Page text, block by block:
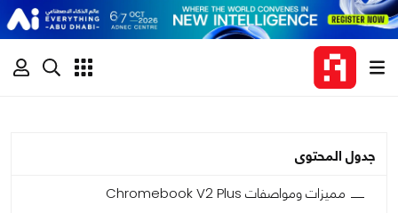
جدول المحتوى
مميزات ومواصفات Chromebook V2 Plus